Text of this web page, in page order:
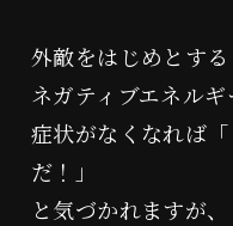
外敵をはじめとする
ネガティブエネル
症状がなくなれば
だ！」
と気づかれますが、